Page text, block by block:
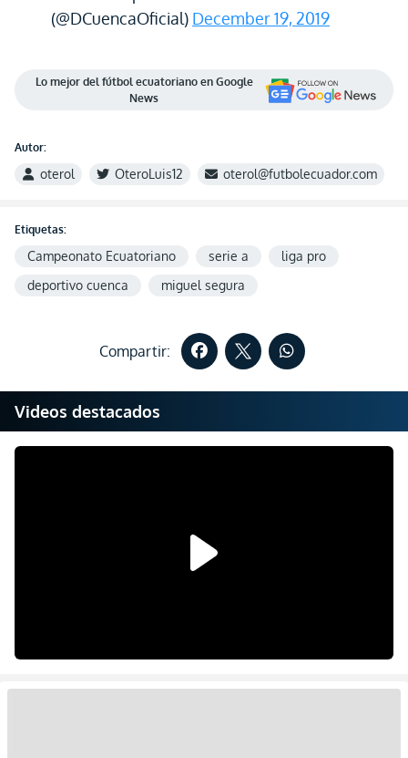
(@DCuencaOficial) December 19, 2019
Lo mejor del fútbol ecuatoriano en Google
News
Autor:
oterol OteroLuis12 oterol@futbolecuador.com
Etiquetas:
Campeonato Ecuatoriano serie a
liga pro
deportivo cuenca
miguel segura
Compartir:
Videos destacados